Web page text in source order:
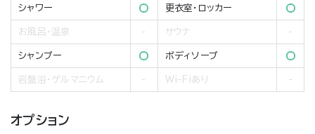
シャワー 更衣室・ロッカー
お風呂・温泉 サウナ
シャンプー ボディソープ
岩盤浴・ゲルマニウム Wi-Fiあり
オプション